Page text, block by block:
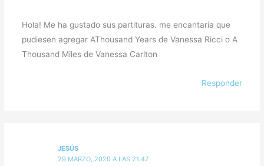
Hola! Me ha gustado sus partituras. me encantaría que
pudiesen agregar AThousand Years de Vanessa Ricci o A
Thousand Miles de Vanessa Carlton
Responder
JESÚS
29 MARZO, 2020 A LAS 21:47